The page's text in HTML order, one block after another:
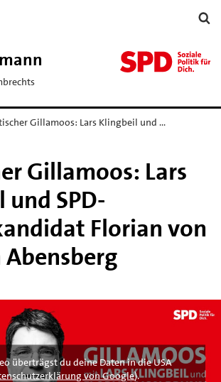
Gillamoos: Lars Klingbeil und …
Gillamoos: Lars
SPD-
Florian von
überträgst du deine Daten in die USA
von Google).